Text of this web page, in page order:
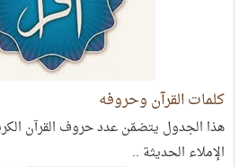
كلمات القرآن وحروفه
هذا الجدول يتضمّن عدد حروف القرآن
الإملاء الحديثة ..